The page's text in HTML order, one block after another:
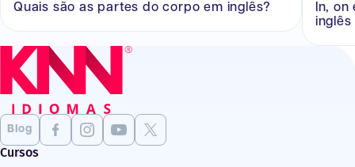
Quais são as partes do corpo em inglês?
In,
inglês
Blog
Cursos